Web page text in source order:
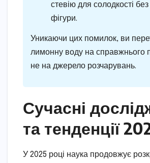
стевію для солодкості
фігури.
Уникаючи цих помилок, ви
лимонну воду на справжнього
не на джерело розчарувань.
Сучасні
та тенденції
У 2025 році наука продовжує